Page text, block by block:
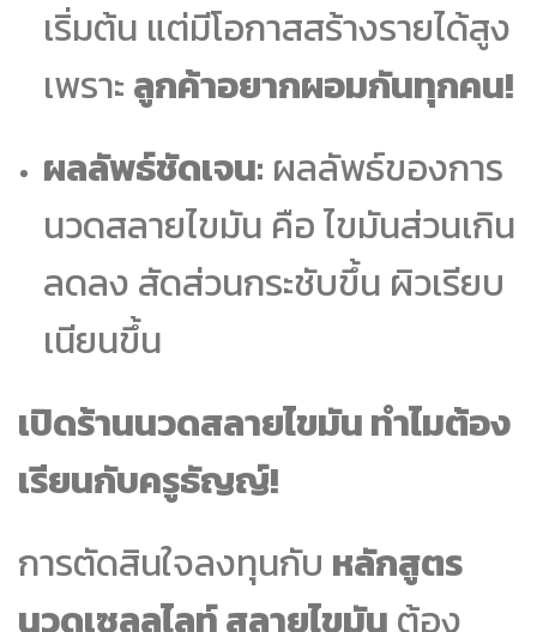
เริ่มต้น แต่มีโอกาสสร้างรายได้สูง
เพราะ ลูกค้าอยากผอมกันทุกคน!
ผลลัพธ์ชัดเจน: ผลลัพธ์ของการ
นวดสลายไขมัน คือ ไขมันส่วนเกิน
ลดลง สัดส่วนกระชับขึ้น ผิวเรียบ
เนียนขึ้น
เปิดร้านนวดสลายไขมัน ทำไมต้อง
เรียนกับครูธัญญ์!
การตัดสินใจลงทุนกับ หลักสูตร
นวดเซลลูไลท์ สลายไขมัน ต้อง